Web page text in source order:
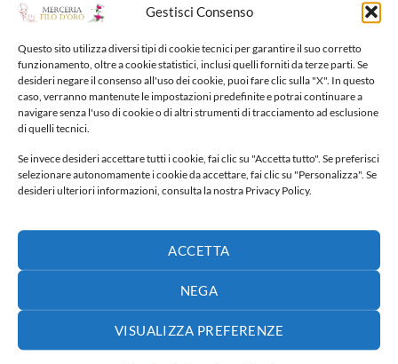
Gestisci Consenso
Questo sito utilizza diversi tipi di cookie tecnici per garantire il suo corretto
funzionamento, oltre a cookie statistici, inclusi quelli forniti da terze parti. Se
desideri negare il consenso all'uso dei cookie, puoi fare clic sulla "X". In questo
caso, verranno mantenute le impostazioni predefinite e potrai continuare a
navigare senza l'uso di cookie o di altri strumenti di tracciamento ad esclusione
di quelli tecnici.
Se invece desideri accettare tutti i cookie, fai clic su "Accetta tutto". Se preferisci
selezionare autonomamente i cookie da accettare, fai clic su "Personalizza". Se
desideri ulteriori informazioni, consulta la nostra Privacy Policy.
ACCETTA
NEGA
VISUALIZZA PREFERENZE
NUOVI ARRIVI
Fiocco nascita
65,00€
Fiocco nascita
30,00€